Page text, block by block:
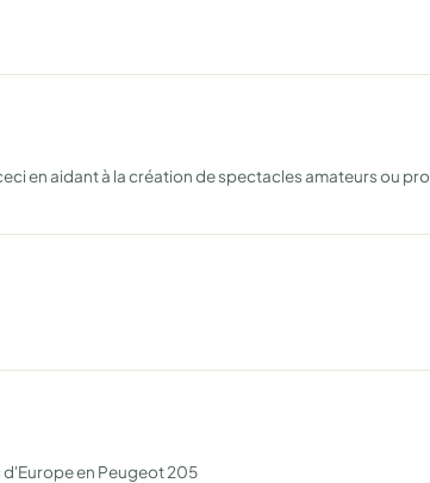
en aidant à la création de spectacles amateurs ou
d'Europe en Peugeot 205